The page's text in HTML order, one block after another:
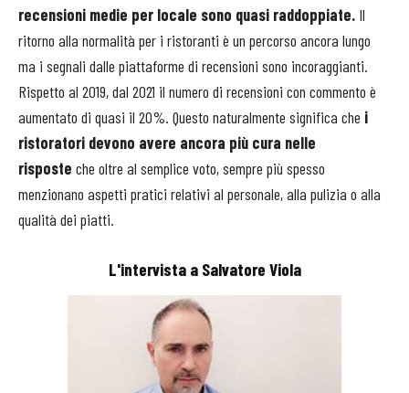
recensioni medie per locale sono quasi raddoppiate. Il
ritorno alla normalità per i ristoranti è un percorso ancora lungo
ma i segnali dalle piattaforme di recensioni sono incoraggianti.
Rispetto al 2019, dal 2021 il numero di recensioni con commento è
aumentato di quasi il 20%. Questo naturalmente significa che i
ristoratori devono avere ancora più cura nelle
risposte che oltre al semplice voto, sempre più spesso
menzionano aspetti pratici relativi al personale, alla pulizia o alla
qualità dei piatti.
L'intervista a Salvatore Viola